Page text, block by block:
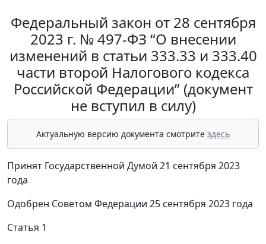
Федеральный закон от 28 сентября
2023 г. № 497-ФЗ “О внесении
изменений в статьи 333.33 и 333.40
части второй Налогового кодекса
Российской Федерации” (документ
не вступил в силу)
Актуальную версию документа смотрите здесь
Принят Государственной Думой 21 сентября 2023
года
Одобрен Советом Федерации 25 сентября 2023 года
Статья 1